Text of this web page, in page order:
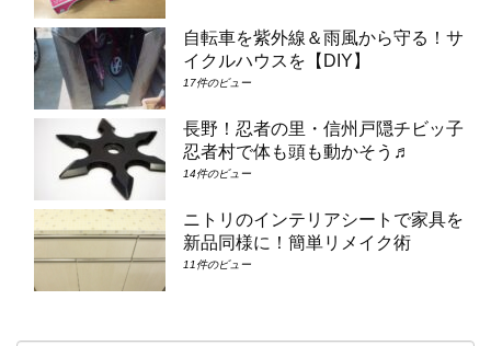
自転車を紫外線＆雨風から守る！サ
イクルハウスを【DIY】
17件のビュー
長野！忍者の里・信州戸隠チビッ子
忍者村で体も頭も動かそう♬
14件のビュー
ニトリのインテリアシートで家具を
新品同様に！簡単リメイク術
11件のビュー